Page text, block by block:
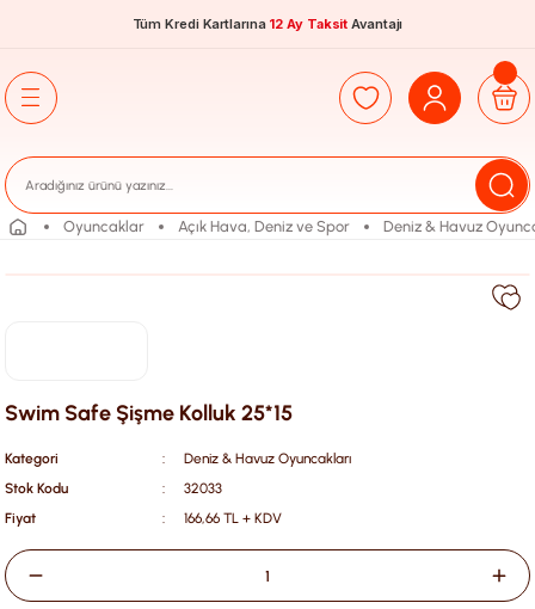
Tüm Kredi Kartlarına 12 Ay Taksit Avantajı
Oyuncaklar Açık Hava, Deniz ve Spor Deniz & Havuz
Swim Safe Şişme Kolluk 25*15
Kategori
Deniz & Havuz Oyuncakları
Stok Kodu
32033
Fiyat
166,66 TL + KDV